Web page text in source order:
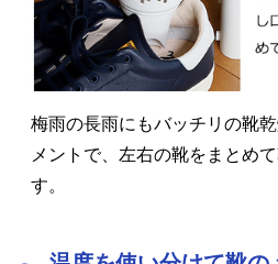
梅雨の長雨にもバッチリの靴
メントで、左右の靴をまとめ
す。